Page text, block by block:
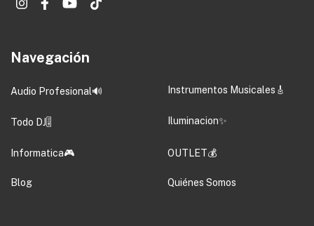
Navegación
Audio Profesional🔊 Instrumentos Musicales🎸
Todo DJ🎚️ Iluminacion✨
Informatica🎮 OUTLET💰
Blog Quiénes Somos